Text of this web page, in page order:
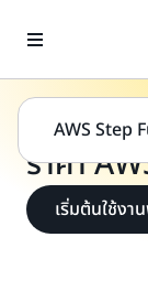
AWS Step
การผสานรวมแอปพ
ราคา
เริ่มต้นใช้งา